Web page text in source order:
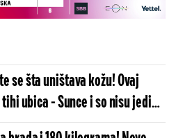
se šta uništava kožu! Ovaj
ubica - Sunce i so nisu jedini